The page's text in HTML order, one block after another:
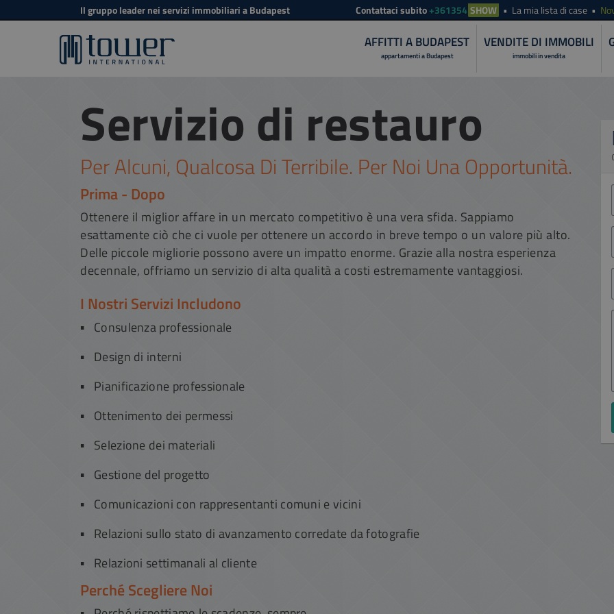
Il gruppo leader nei servizi immobiliari a Budapest Contattaci subito+361354 SHOW La mia lista di case
AFFITTI A BUDAPEST
appartamenti a Budapest
VENDITE DI IMMOBILI
immobili in vendita
Il
Il
Il
Servizio di restauro
Per Alcuni, Qualcosa Di Terribile. Per Noi Una Opportunità.
Prima - Dopo
Ottenere il miglior affare in un mercato competitivo è una vera sfida. Sappiamo
esattamente ciò che ci vuole per ottenere un accordo in breve tempo o un valore più alto.
Delle piccole migliorie possono avere un impatto enorme. Grazie alla nostra esperienza
decennale, offriamo un servizio di alta qualità a costi estremamente vantaggiosi.
I Nostri Servizi Includono
Consulenza professionale
Design di interni
Pianificazione professionale
Ottenimento dei permessi
Selezione dei materiali
Gestione del progetto
Comunicazioni con rappresentanti comuni e vicini
Relazioni sullo stato di avanzamento corredate da fotografie
Relazioni settimanali al cliente
Perché Scegliere Noi